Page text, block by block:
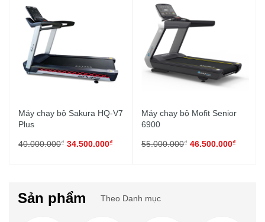
Máy chạy bộ Sakura HQ-V7
Plus
40.000.000₫ 34.500.000₫
Máy chạy bộ Mofit Senior
6900
55.000.000₫ 46.500.000₫
Sản phẩm Theo Danh mục